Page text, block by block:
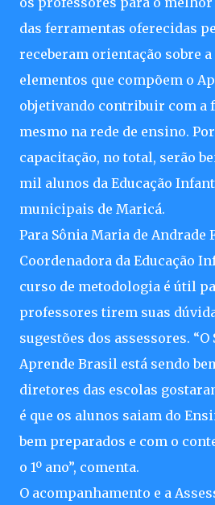
das ferramentas oferecidas
receberam orientação sobre
elementos que compõem o
objetivando contribuir com a
mesmo na rede de ensino.
capacitação, no total, serão
mil alunos da Educação
municipais de Maricá.
Para Sônia Maria de Andrade
Coordenadora da Educação
curso de metodologia é útil
professores tirem suas
sugestões dos assessores.
Aprende Brasil está sendo
diretores das escolas
é que os alunos saiam do
bem preparados e com o
o 1º ano”, comenta.
O acompanhamento e a